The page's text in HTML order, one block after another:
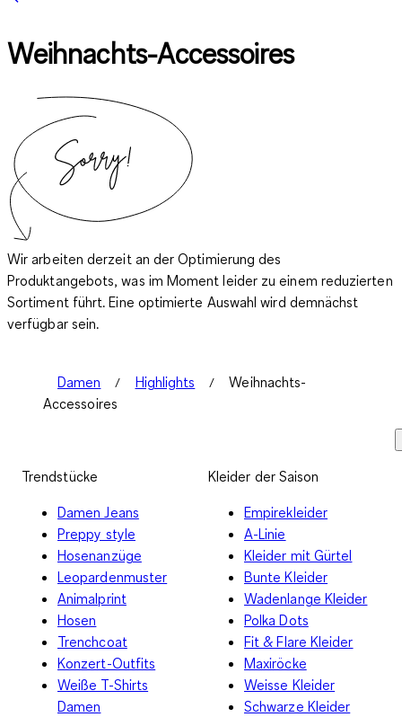
Weihnachts-Accessoires
Wir arbeiten derzeit an der Optimierung des
Produktangebots, was im Moment leider zu einem reduzierten
Sortiment führt. Eine optimierte Auswahl wird demnächst
verfügbar sein.
Damen Highlights
Weihnachts-
Accessoires
Trendstücke
Damen Jeans
Preppy style
Hosenanzüge
Leopardenmuster
Animalprint
Hosen
Trenchcoat
Konzert-Outfits
Weiße T-Shirts
Damen
Kleider der Saison
Empirekleider
A-Linie
Kleider mit Gürtel
Bunte Kleider
Wadenlange Kleider
Polka Dots
Fit & Flare Kleider
Maxiröcke
Weisse Kleider
Schwarze Kleider